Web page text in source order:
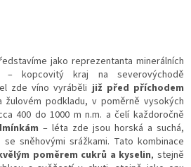
jako reprezentanta minerálních
– kopcovitý kraj na severovýchodě
zde víno vyráběli již před příchodem
žulovém podkladu, v poměrně vysokých
400 do 1000 m n.m. a čelí každoročně
– léta zde jsou horská a suchá,
sněhovými srážkami. Tato kombinace
poměrem cukrů a kyselin, stejně